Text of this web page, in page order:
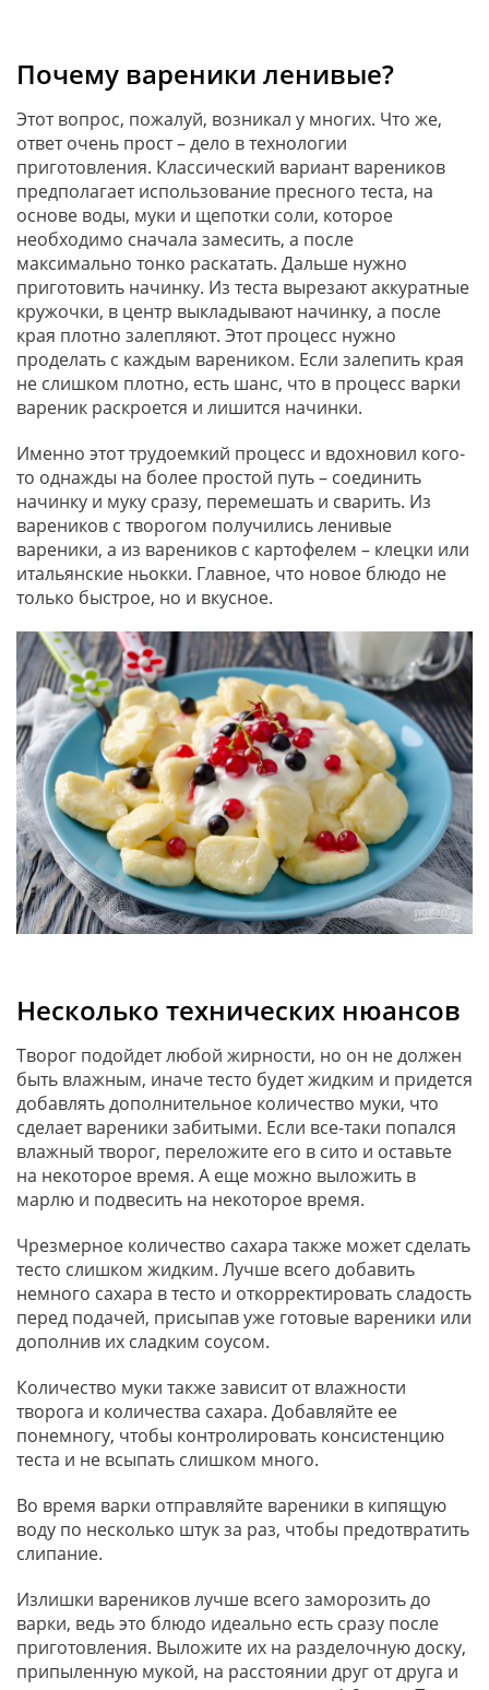
Почему вареники ленивые?
Этот вопрос, пожалуй, возникал у многих. Что же,
ответ очень прост – дело в технологии
приготовления. Классический вариант вареников
предполагает использование пресного теста, на
основе воды, муки и щепотки соли, которое
необходимо сначала замесить, а после
максимально тонко раскатать. Дальше нужно
приготовить начинку. Из теста вырезают аккуратные
кружочки, в центр выкладывают начинку, а после
края плотно залепляют. Этот процесс нужно
проделать с каждым вареником. Если залепить края
не слишком плотно, есть шанс, что в процесс варки
вареник раскроется и лишится начинки.
Именно этот трудоемкий процесс и вдохновил кого-
то однажды на более простой путь – соединить
начинку и муку сразу, перемешать и сварить. Из
вареников с творогом получились ленивые
вареники, а из вареников с картофелем – клецки или
итальянские ньокки. Главное, что новое блюдо не
только быстрое, но и вкусное.
Несколько технических нюансов
Творог подойдет любой жирности, но он не должен
быть влажным, иначе тесто будет жидким и придется
добавлять дополнительное количество муки, что
сделает вареники забитыми. Если все-таки попался
влажный творог, переложите его в сито и оставьте
на некоторое время. А еще можно выложить в
марлю и подвесить на некоторое время.
Чрезмерное количество сахара также может сделать
тесто слишком жидким. Лучше всего добавить
немного сахара в тесто и откорректировать сладость
перед подачей, присыпав уже готовые вареники или
дополнив их сладким соусом.
Количество муки также зависит от влажности
творога и количества сахара. Добавляйте ее
понемногу, чтобы контролировать консистенцию
теста и не всыпать слишком много.
Во время варки отправляйте вареники в кипящую
воду по несколько штук за раз, чтобы предотвратить
слипание.
Излишки вареников лучше всего заморозить до
варки, ведь это блюдо идеально есть сразу после
приготовления. Выложите их на разделочную доску,
припыленную мукой, на расстоянии друг от друга и